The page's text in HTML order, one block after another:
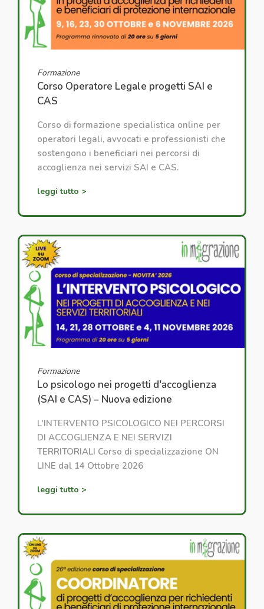
Formazione
Corso Operatore Legale progetti SAI e
CAS
Corso di formazione specialistica online per
operatori legali, avvocati e professionisti che
sostengono i beneficiari nei percorsi di
accoglienza nei servizi SAI e CAS.
leggi tutto >
Formazione
Lo psicologo nei progetti d'accoglienza
(SAI e CAS) – Nuova edizione
L'INTERVENTO PSICOLOGICO NEI PERCORSI
DI ACCOGLIENZA E NEI SERVIZI
TERRITORIALI Corso di specializzazione ON
LINE dal 14 Ottobre 2026
leggi tutto >